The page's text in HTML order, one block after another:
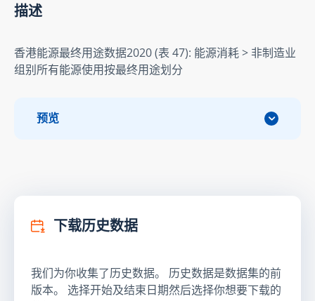
描述
香港能源最终用途数据2020 (表 47): 能源消耗 > 非制造业
组别所有能源使用按最终用途划分
预览
下载历史数据
我们为你收集了历史数据。 历史数据是数据集的前
版本。 选择开始及结束日期然后选择你想要下载的